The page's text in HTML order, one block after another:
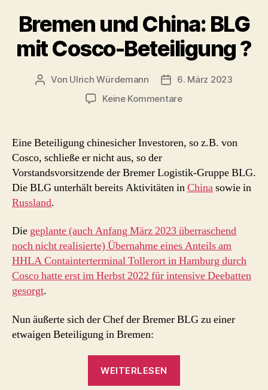
Bremen und China: BLG
mit Cosco-Beteiligung ?
Beitragsautor
Von Ulrich Würdemann Beitragsdatum
6. März 2023
Keine Kommentarezu
BLG
Cosco-
Beteiligung
Eine Beteiligung chinesicher Investoren, so z.B. von
Cosco, schließe er nicht aus, so der
Vorstandsvorsitzende der Bremer Logistik-Gruppe BLG.
Die BLG unterhält bereits Aktivitäten inChinasowie in
Russland.
Die geplante (auch Anfang März 2023 überraschend
noch nicht realisierte) Übernahme eines Anteils am
HHLA Containterterminal Tollerort in Hamburg durch
Cosco hatte erst im Herbst 2022 für intensive Deebatten
gesorgt.
Nun äußerte sich der Chef der Bremer BLG zu einer
etwaigen Beteiligung in Bremen:
WEITERLESEN